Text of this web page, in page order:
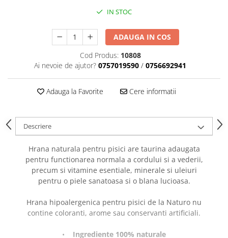
Lese, Zgarzi & Hamuri
Perii si Piepteni
Produse Igiena si Ingrijire
Saltele cu efect de racire
IN STOC
ADAUGA IN COS
Cod Produs: 10808
Ai nevoie de ajutor? 0757019590 / 0756692941
Adauga la Favorite Cere informatii
Descriere
Hrana naturala pentru pisici are taurina adaugata
pentru functionarea normala a cordului si a vederii,
precum si vitamine esentiale, minerale si uleiuri
pentru o piele sanatoasa si o blana lucioasa.
Hrana hipoalergenica pentru pisici de la Naturo nu
contine coloranti, arome sau conservanti artificiali.
•
Ingrediente 100% naturale